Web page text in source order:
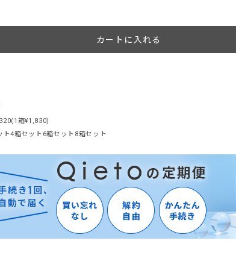
カートに入れる
(1箱¥1,830)
ト4箱セット 6箱セット 8箱セット